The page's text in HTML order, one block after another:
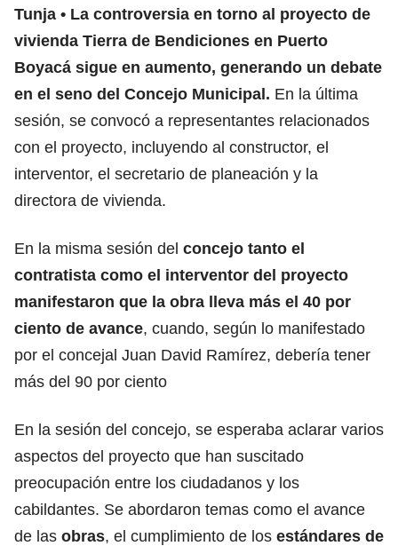
Tunja
La controversia en torno al proyecto de
vivienda Tierra de Bendiciones en Puerto
Boyacá sigue en aumento, generando un debate
en el seno del Concejo Municipal. En la última
sesión, se convocó a representantes relacionados
con el proyecto, incluyendo al constructor, el
interventor, el secretario de planeación y la
directora de vivienda.
En la misma sesión del concejo tanto el
contratista como el interventor del proyecto
manifestaron que la obra lleva más el 40 por
ciento de avance, cuando, según lo manifestado
por el concejal Juan David Ramírez, debería tener
más del 90 por ciento
En la sesión del concejo, se esperaba aclarar varios
aspectos del proyecto que han suscitado
preocupación entre los ciudadanos y los
cabildantes. Se abordaron temas como el avance
de las obras, el cumplimiento de los estándares de